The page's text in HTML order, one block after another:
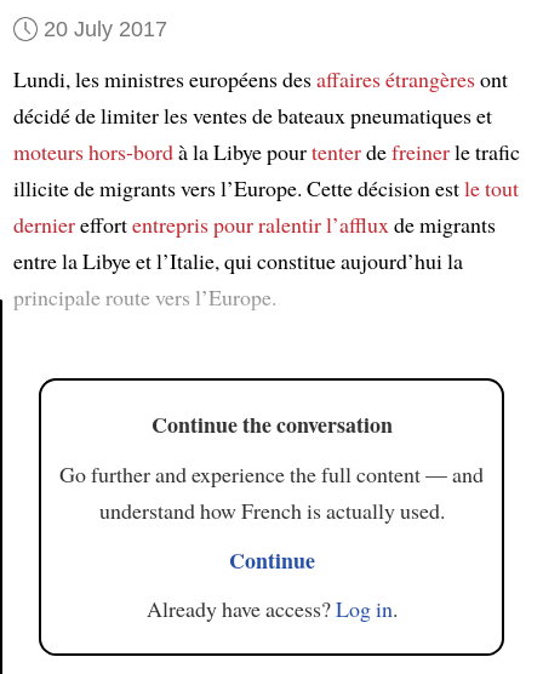
20 July 2017
Lundi, les ministres européens desaffaires étrangèresont
décidé de limiter les ventes de bateaux pneumatiques et
moteurs hors-bordà la Libye pourtenterdefreinerle trafic
illicite de migrants vers l’Europe. Cette décision estle tout
derniereffortentreprispour ralentir l’affluxde migrants
entre la Libye et l’Italie, qui constitue aujourd’hui la
principale route vers l’Europe.
Continue the conversation
Go further and experience the full content — and
understand how French is actually used.
Continue
Already have access?Log in.